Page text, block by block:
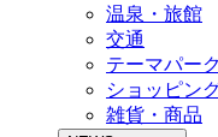
温泉・旅館
交通
テーマパー
ショッピン
雑貨・商品